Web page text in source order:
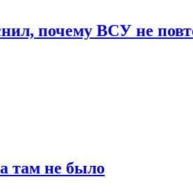
почему ВСУ не
там не было